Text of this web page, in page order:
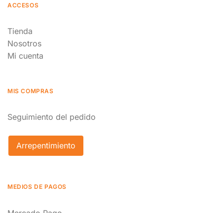
ACCESOS
Tienda
Nosotros
Mi cuenta
MIS COMPRAS
Seguimiento del pedido
Arrepentimiento
MEDIOS DE PAGOS